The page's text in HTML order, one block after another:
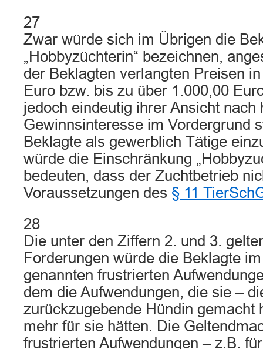
27
Zwar würde sich im Übrigen die
„Hobbyzüchterin“ bezeichnen,
der Beklagten verlangten Preisen
Euro bzw. bis zu über 1.000,00
jedoch eindeutig ihrer Ansicht nach
Gewinnsinteresse im Vordergrund
Beklagte als gewerblich Tätige
würde die Einschränkung
bedeuten, dass der Zuchtbetrieb
Voraussetzungen des § 11
28
Die unter den Ziffern 2. und 3.
Forderungen würde die Beklagte
genannten frustrierten
dem die Aufwendungen, die sie –
zurückzugebende Hündin gemacht
mehr für sie hätten. Die
frustrierten Aufwendungen – z.B.